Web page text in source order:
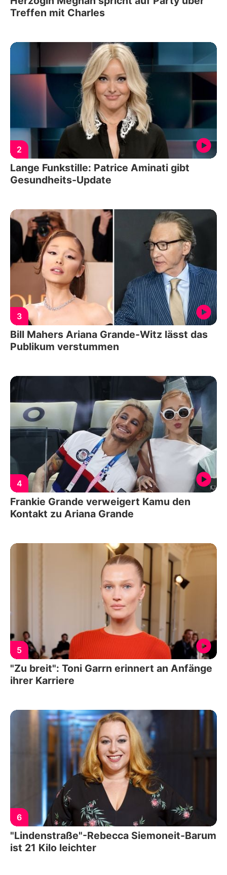
Treffen mit Charles
2
Lange Funkstille: Patrice Aminati gibt
Gesundheits-Update
3
Bill Mahers Ariana Grande-Witz lässt das
Publikum verstummen
4
Frankie Grande verweigert Kamu den
Kontakt zu Ariana Grande
5
"Zu breit": Toni Garrn erinnert an Anfänge
ihrer Karriere
6
"Lindenstraße"-Rebecca Siemoneit-Barum
ist 21 Kilo leichter